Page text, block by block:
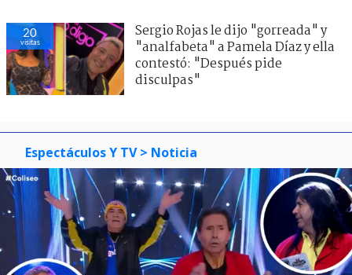
20
visitas
Sergio Rojas le dijo "gorreada" y
"analfabeta" a Pamela Díaz y ella
contestó: "Después pide
disculpas"
Espectáculos Y TV > Noticia